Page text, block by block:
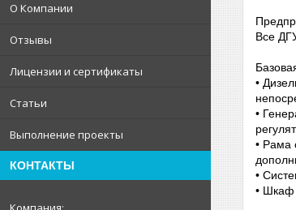
О Компании
Отзывы
Лицензии и сертификаты
Статьи
Выполнение проекты
КОНТАКТЫ
Все
•
•
• Рама
•
• Шкаф